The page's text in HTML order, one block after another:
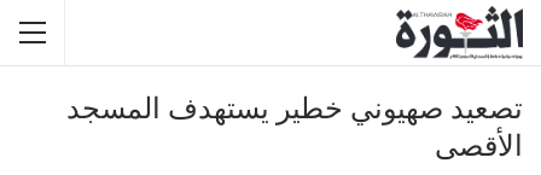
تصعيد صهيوني خطير يستهدف المسجد
الأقصى